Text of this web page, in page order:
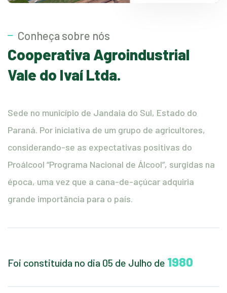
Conheça sobre nós
Cooperativa Agroindustrial
Vale do Ivaí Ltda.
Sede no município de Jandaia do Sul, Estado do
Paraná. Por iniciativa de um grupo de agricultores,
considerando-se as expectativas positivas do
Proálcool “Programa Nacional de Álcool”, surgidas na
época, uma vez que a cana-de-açúcar adquiria
grande importância para o país.
Foi constituída no dia 05 de Julho de 1980